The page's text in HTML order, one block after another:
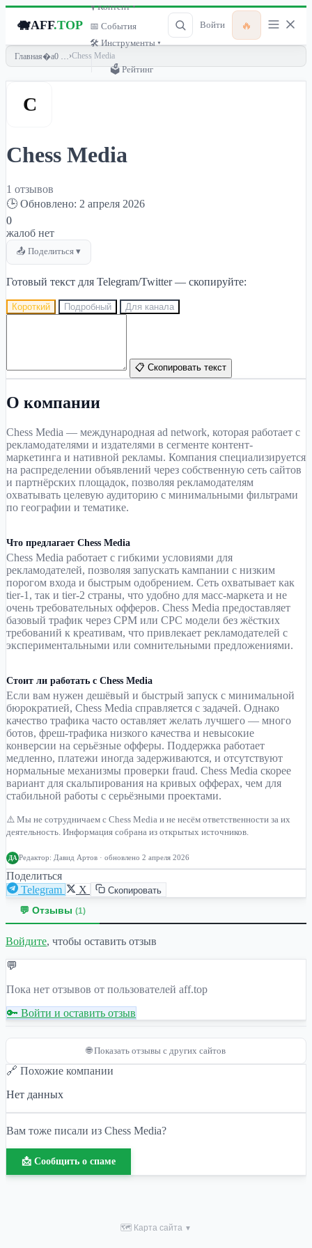
🐗AFF.TOP
🎙 Контент ▾
📅 События
🛠 Инструменты ▾
🗳 Рейтинг
Войти 🔥
Главная ›Chess Media
C
Chess Media
1 отзывов
🕒 Обновлено: 2 апреля 2026
0
жалоб нет
📤 Поделиться ▾
Готовый текст для Telegram/Twitter — скопируйте:
Короткий Подробный Для канала
📋 Скопировать текст
О компании
Chess Media — международная ad network, которая работает с
рекламодателями и издателями в сегменте контент-
маркетинга и нативной рекламы. Компания специализируется
на распределении объявлений через собственную сеть сайтов
и партнёрских площадок, позволяя рекламодателям
охватывать целевую аудиторию с минимальными фильтрами
по географии и тематике.
Что предлагает Chess Media
Chess Media работает с гибкими условиями для
рекламодателей, позволяя запускать кампании с низким
порогом входа и быстрым одобрением. Сеть охватывает как
tier-1, так и tier-2 страны, что удобно для масс-маркета и не
очень требовательных офферов. Chess Media предоставляет
базовый трафик через CPM или CPC модели без жёстких
требований к креативам, что привлекает рекламодателей с
экспериментальными или сомнительными предложениями.
Стоит ли работать с Chess Media
Если вам нужен дешёвый и быстрый запуск с минимальной
бюрократией, Chess Media справляется с задачей. Однако
качество трафика часто оставляет желать лучшего — много
ботов, фреш-трафика низкого качества и невысокие
конверсии на серьёзные офферы. Поддержка работает
медленно, платежи иногда задерживаются, и отсутствуют
нормальные механизмы проверки fraud. Chess Media скорее
вариант для скальпирования на кривых офферах, чем для
стабильной работы с серьёзными проектами.
⚠️ Мы не сотрудничаем с Chess Media и не несём ответственности за их
деятельность. Информация собрана из открытых источников.
ДА Редактор: Давид Артов · обновлено 2 апреля 2026
Поделиться
Telegram
X Скопировать
💬 Отзывы (1)
Войдите, чтобы оставить отзыв
💬
Пока нет отзывов от пользователей aff.top
🔑 Войти и оставить отзыв
🌐 Показать отзывы с других сайтов
🔗 Похожие компании
Нет данных
Вам тоже писали из Chess Media?
📩 Сообщить о спаме
🗺 Карта сайта ▼